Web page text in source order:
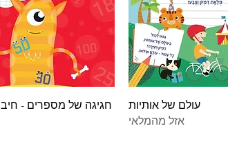
תצוגה מהירהעולם של אותיות
אזל מהמלאי
תצוגה מהירה
חגיגה של מספרים -